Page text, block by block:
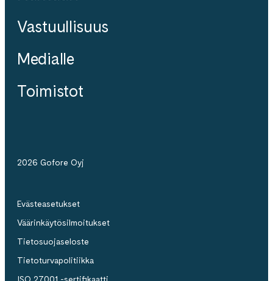
Vastuullisuus
Medialle
Toimistot
2026 Gofore Oyj
Evästeasetukset
Väärinkäytösilmoitukset
Tietosuojaseloste
Tietoturvapolitiikka